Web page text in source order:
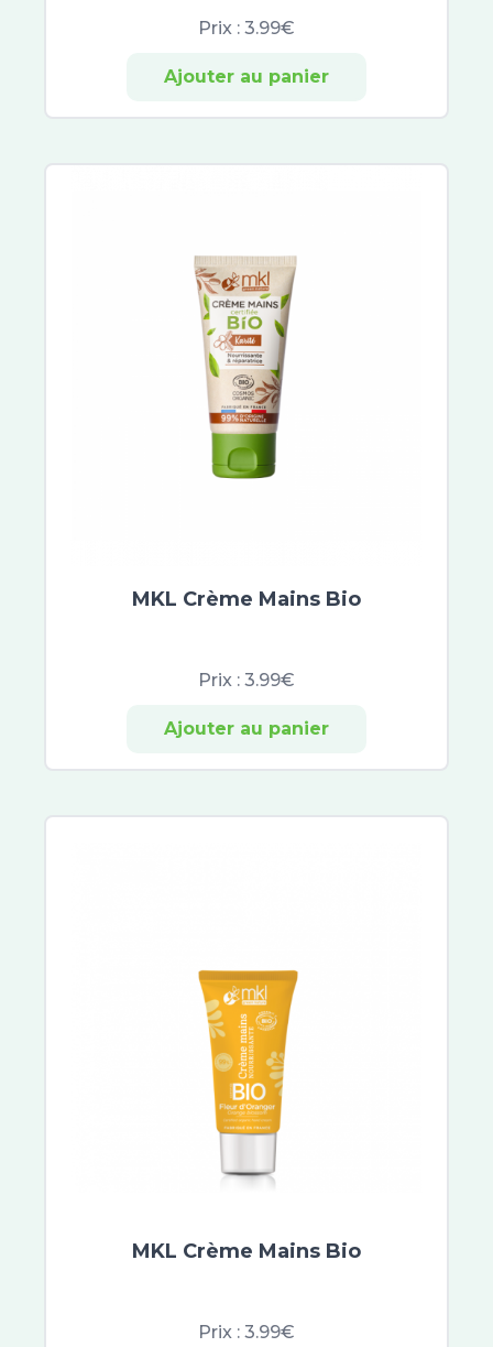
Prix : 3.99€
Ajouter au panier
MKL Crème Mains Bio
Prix : 3.99€
Ajouter au panier
MKL Crème Mains Bio
Prix : 3.99€